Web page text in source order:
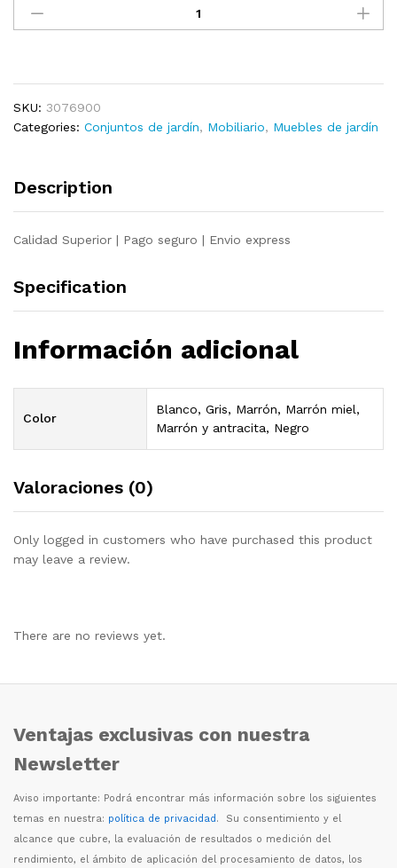
muebles
pzas
y
pino
SKU: 3076900
Categories: Conjuntos de jardín, Mobiliario, Muebles de jardín
Description
Calidad Superior | Pago seguro | Envio express
Specification
Información adicional
Color
Blanco, Gris, Marrón, Marrón miel,
Marrón y antracita, Negro
Valoraciones (0)
Only logged in customers who have purchased this product
may leave a review.
There are no reviews yet.
Ventajas exclusivas con nuestra
Newsletter
Aviso importante: Podrá encontrar más información sobre los siguientes
temas en nuestra: política de privacidad. Su consentimiento y el
alcance que cubre, la evaluación de resultados o medición del
rendimiento, el ámbito de aplicación del procesamiento de datos, los